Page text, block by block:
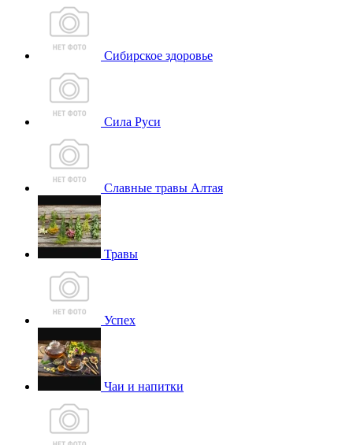
Сибирское здоровье
Сила Руси
Славные травы Алтая
Травы
Успех
Чаи и напитки